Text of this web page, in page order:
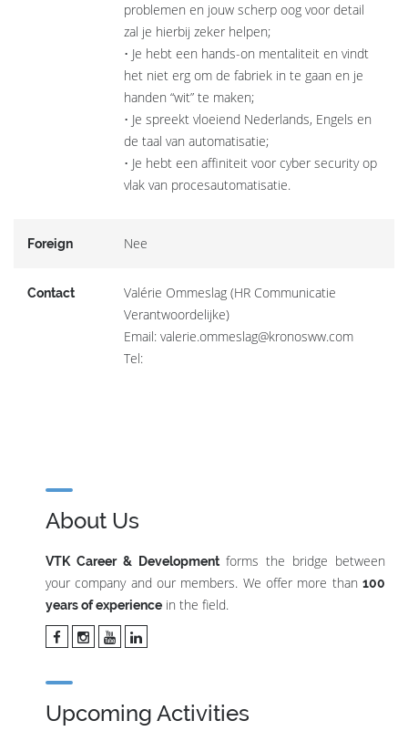
problemen en jouw scherp oog voor detail
zal je hierbij zeker helpen;
• Je hebt een hands-on mentaliteit en vindt
het niet erg om de fabriek in te gaan en je
handen “wit” te maken;
• Je spreekt vloeiend Nederlands, Engels en
de taal van automatisatie;
• Je hebt een affiniteit voor cyber security op
vlak van procesautomatisatie.
Foreign Nee
Contact
Valérie Ommeslag (HR Communicatie
Verantwoordelijke)
Email: valerie.ommeslag@kronosww.com
Tel:
About Us
VTK Career & Developmentforms the bridge between
your company and our members. We offer more than 100
years of experience in the field.
Upcoming Activities